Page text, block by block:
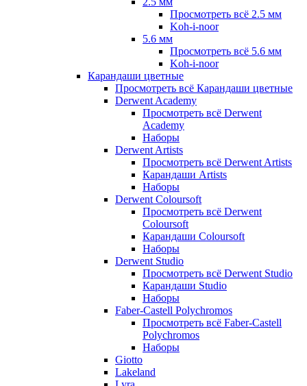
Просмотреть всё 2.5 мм
Koh-i-noor
5.6 мм
Просмотреть всё 5.6 мм
Koh-i-noor
Карандаши цветные
Просмотреть всё Карандаши цветные
Derwent Academy
Просмотреть всё Derwent
Academy
Наборы
Derwent Artists
Просмотреть всё Derwent Artists
Карандаши Artists
Наборы
Derwent Coloursoft
Просмотреть всё Derwent
Coloursoft
Карандаши Coloursoft
Наборы
Derwent Studio
Просмотреть всё Derwent Studio
Карандаши Studio
Наборы
Faber-Castell Polychromos
Просмотреть всё Faber-Castell
Polychromos
Наборы
Giotto
Lakeland